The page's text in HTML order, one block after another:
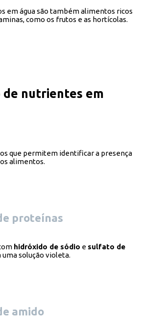
em água são também alimentos ricos
como os frutos e as hortícolas.
de nutrientes em
que permitem identificar a presença
alimentos.
proteínas
hidróxido de sódio e sulfato de
uma solução violeta.
amido